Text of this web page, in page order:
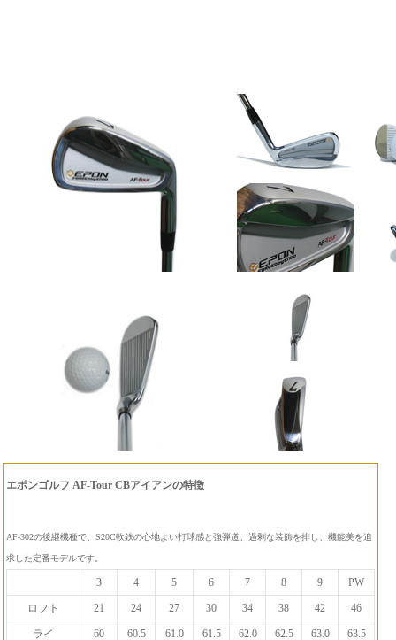
エポンゴルフ AF-Tour CBアイアンの特徴
AF-302の後継機種で、S20C軟鉄の心地よい打球感と強弾道、過剰な装飾を排し、機能美を追
求した定番モデルです。
3 4 5 6 7 8 9 PW
ロフト 21 24 27 30 34 38 42 46
ライ 60 60.5 61.0 61.5 62.0 62.5 63.0 63.5